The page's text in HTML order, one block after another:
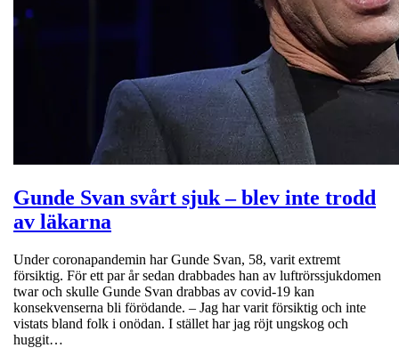
Gunde Svan svårt sjuk – blev inte trodd
av läkarna
Under coronapandemin har Gunde Svan, 58, varit extremt
försiktig. För ett par år sedan drabbades han av luftrörssjukdomen
twar och skulle Gunde Svan drabbas av covid-19 kan
konsekvenserna bli förödande. – Jag har varit försiktig och inte
vistats bland folk i onödan. I stället har jag röjt ungskog och
huggit…